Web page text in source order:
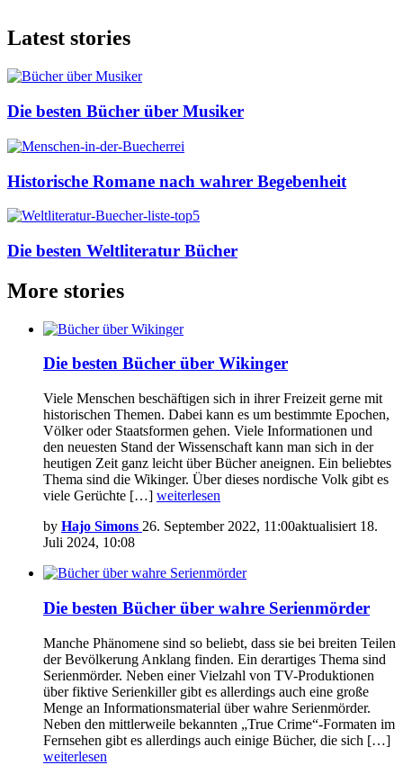
Latest stories
Die besten Bücher über Musiker
Historische Romane nach wahrer Begebenheit
Die besten Weltliteratur Bücher
More stories
Die besten Bücher über Wikinger
Viele Menschen beschäftigen sich in ihrer Freizeit gerne mit
historischen Themen. Dabei kann es um bestimmte Epochen,
Völker oder Staatsformen gehen. Viele Informationen und
den neuesten Stand der Wissenschaft kann man sich in der
heutigen Zeit ganz leicht über Bücher aneignen. Ein beliebtes
Thema sind die Wikinger. Über dieses nordische Volk gibt es
viele Gerüchte […] weiterlesen
by Hajo Simons 26. September 2022, 11:00aktualisiert 18.
Juli 2024, 10:08
Die besten Bücher über wahre Serienmörder
Manche Phänomene sind so beliebt, dass sie bei breiten Teilen
der Bevölkerung Anklang finden. Ein derartiges Thema sind
Serienmörder. Neben einer Vielzahl von TV-Produktionen
über fiktive Serienkiller gibt es allerdings auch eine große
Menge an Informationsmaterial über wahre Serienmörder.
Neben den mittlerweile bekannten „True Crime“-Formaten im
Fernsehen gibt es allerdings auch einige Bücher, die sich […]
weiterlesen